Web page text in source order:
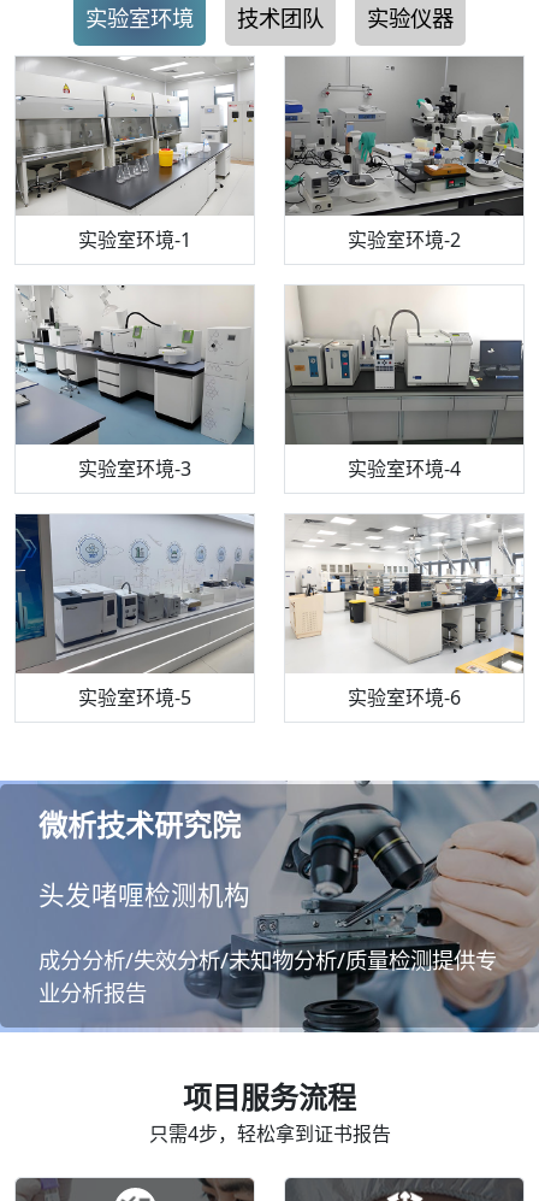
实验室环境 技术团队 实验仪器
实验室环境-1 实验室环境-2
实验室环境-3 实验室环境-4
实验室环境-5 实验室环境-6
机构质检技术员-1 机构质检技术员-2
机构质检技术员-3 机构质检技术员-4
机构质检技术员-5 机构质检技术员-6
步入式恒温恒湿试验箱 电感耦合等离子体光谱仪
高效液相色谱仪 流式细胞仪
气相色谱仪 万能力学试验仪
微析技术研究院
头发啫喱检测机构
成分分析/失效分析/未知物分析/质量检测提供专
业分析报告
项目服务流程
只需4步，轻松拿到证书报告